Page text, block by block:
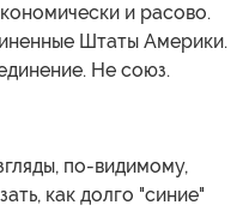
и расово.
Штаты Америки.
Не союз.
по-видимому,
как долго "синие"